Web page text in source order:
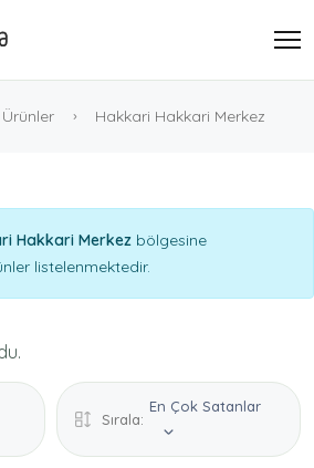
Ürünler Hakkari Hakkari Merkez
Hakkari Merkez bölgesine
listelenmektedir.
Sırala:
En Çok Satanlar